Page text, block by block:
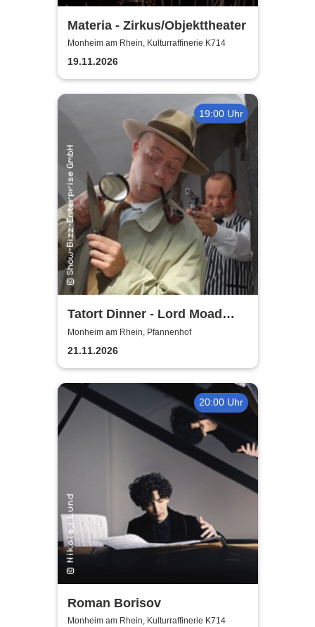
Materia - Zirkus/Objekttheater
Monheim am Rhein, Kulturraffinerie K714
19.11.2026
19:00 Uhr
Tatort Dinner - Lord Moad
lässt bitten!
Monheim am Rhein, Pfannenhof
21.11.2026
20:00 Uhr
Roman Borisov
Monheim am Rhein, Kulturraffinerie K714